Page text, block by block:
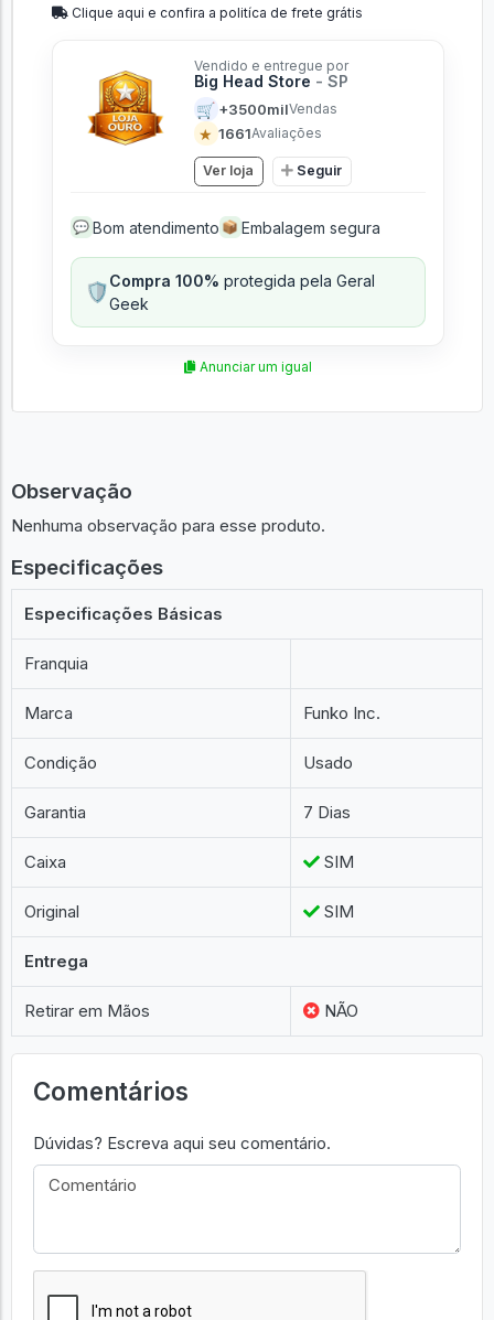
Clique aqui e confira a politíca de frete grátis
Vendido e entregue por
Big Head Store - SP
🛒 +3500milVendas
★ 1661Avaliações
Ver loja Seguir
💬 Bom atendimento 📦 Embalagem segura
🛡️Compra 100% protegida pela Geral
Geek
Anunciar um igual
Observação
Nenhuma observação para esse produto.
Especificações
Especificações Básicas
Franquia
Marca Funko Inc.
Condição Usado
Garantia 7 Dias
Caixa SIM
Original SIM
Entrega
Retirar em Mãos NÃO
Comentários
Dúvidas? Escreva aqui seu comentário.